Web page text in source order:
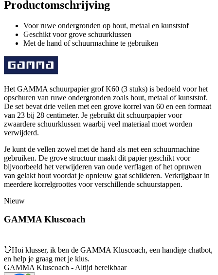
Productomschrijving
Voor ruwe ondergronden op hout, metaal en kunststof
Geschikt voor grove schuurklussen
Met de hand of schuurmachine te gebruiken
Het GAMMA schuurpapier grof K60 (3 stuks) is bedoeld voor het
opschuren van ruwe ondergronden zoals hout, metaal of kunststof.
De set bevat drie vellen met een grove korrel van 60 en een formaat
van 23 bij 28 centimeter. Je gebruikt dit schuurpapier voor
zwaardere schuurklussen waarbij veel materiaal moet worden
verwijderd.
Je kunt de vellen zowel met de hand als met een schuurmachine
gebruiken. De grove structuur maakt dit papier geschikt voor
bijvoorbeeld het verwijderen van oude verflagen of het opruwen
van gelakt hout voordat je opnieuw gaat schilderen. Verkrijgbaar in
meerdere korrelgroottes voor verschillende schuurstappen.
Nieuw
GAMMA Kluscoach
👋Hoi klusser, ik ben de GAMMA Kluscoach, een handige chatbot,
en help je graag met je klus.
GAMMA Kluscoach - Altijd bereikbaar